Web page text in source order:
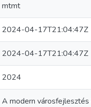
mtmt
2024-04-17T21:04:47Z
2024-04-17T21:04:47Z
2024
A modern városfejlesztés